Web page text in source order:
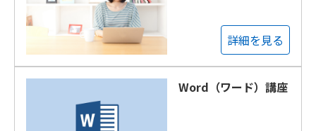
詳細を見る
Word（ワード）講座